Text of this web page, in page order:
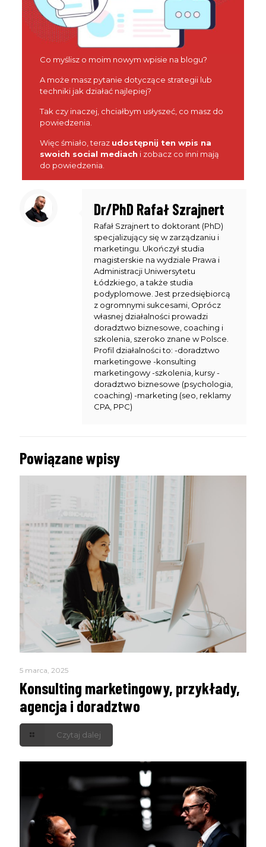
Co myślisz o moim nowym wpisie na blogu?
A może masz pytanie dotyczące strategii lub
techniki jak działać najlepiej?
Tak czy inaczej, chciałbym usłyszeć, co masz do
powiedzenia.
Więc śmiało, teraz udostępnij ten wpis na
swoich social mediach i zobacz co inni mają
do powiedzenia.
Dr/PhD Rafał Szrajnert
Rafał Szrajnert to doktorant (PhD)
specjalizujący się w zarządzaniu i
marketingu. Ukończył studia
magisterskie na wydziale Prawa i
Administracji Uniwersytetu
Łódzkiego, a także studia
podyplomowe. Jest przedsiębiorcą
z ogromnymi sukcesami, Oprócz
własnej działalności prowadzi
doradztwo biznesowe, coaching i
szkolenia, szeroko znane w Polsce.
Profil działalności to: -doradztwo
marketingowe -konsulting
marketingowy -szkolenia, kursy -
doradztwo biznesowe (psychologia,
coaching) -marketing (seo, reklamy
CPA, PPC)
Powiązane wpisy
5 marca, 2025
Konsulting marketingowy, przykłady,
agencja i doradztwo
Czytaj dalej
Name
Imię
Email
WYŚLIJ